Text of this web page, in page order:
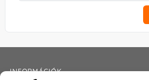
INFORMÁCIÓK